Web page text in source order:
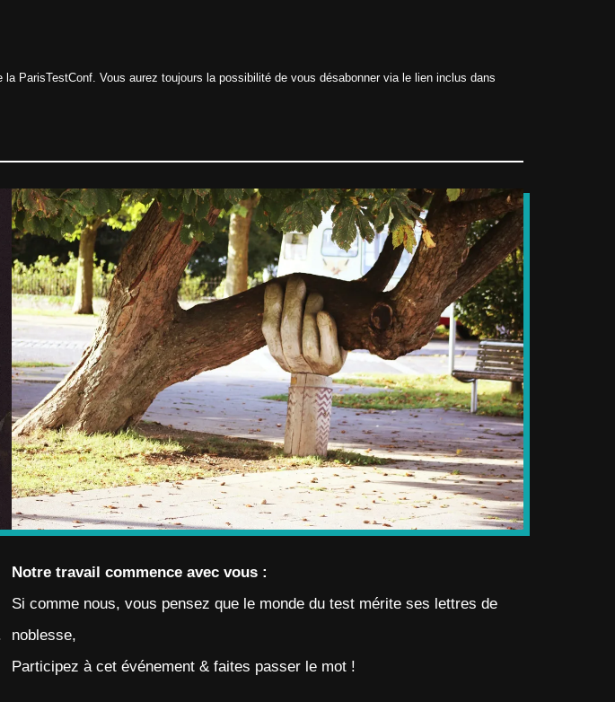
ParisTestConf. Vous aurez toujours la possibilité de vous désabonner via le lien inclus dans
Notre travail commence avec vous :
Si comme nous, vous pensez que le monde du test mérite ses lettres de
noblesse,
Participez à cet événement & faites passer le mot !